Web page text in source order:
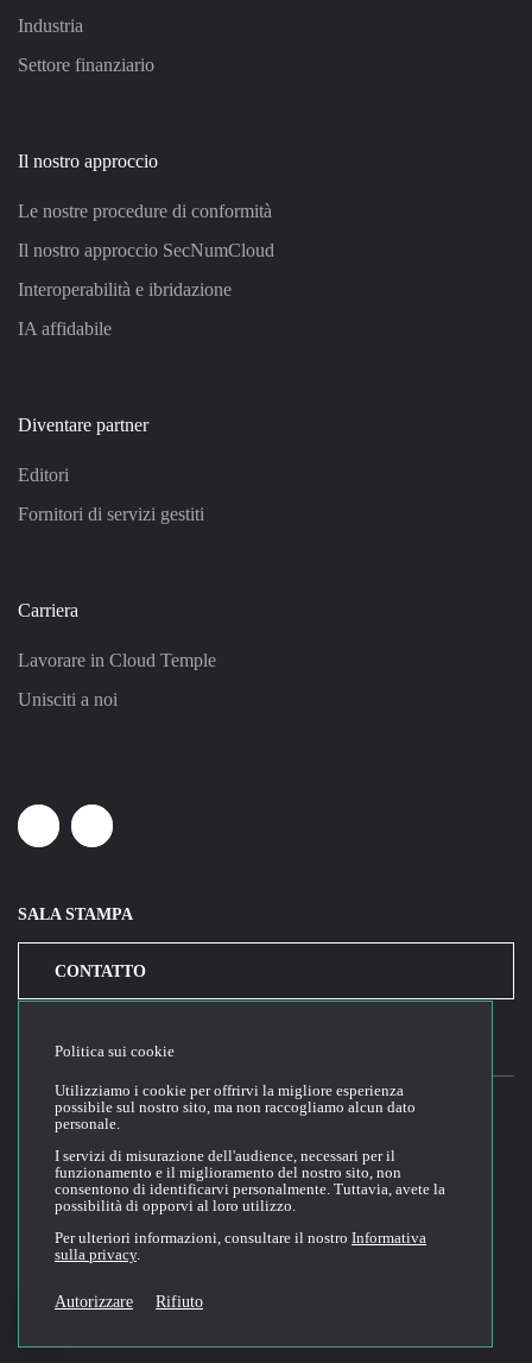
Industria
Settore finanziario
Il nostro approccio
Le nostre procedure di conformità
Il nostro approccio SecNumCloud
Interoperabilità e ibridazione
IA affidabile
Diventare partner
Editori
Fornitori di servizi gestiti
Carriera
Lavorare in Cloud Temple
Unisciti a noi
LinkedinYoutube
SALA STAMPA
CONTATTO
Condizioni generali di utilizzo del sito web
Politica di riservatezza
Politica dei cookie
Condizioni generali di vendita e di utilizzo
Politica sui cookie
Utilizziamo i cookie per offrirvi la migliore esperienza
possibile sul nostro sito, ma non raccogliamo alcun dato
personale.
I servizi di misurazione dell'audience, necessari per il
funzionamento e il miglioramento del nostro sito, non
consentono di identificarvi personalmente. Tuttavia, avete la
possibilità di opporvi al loro utilizzo.
Per ulteriori informazioni, consultare il nostro Informativa
sulla privacy.
Autorizzare Rifiuto